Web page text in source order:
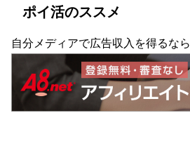
ポイ活のススメ
自分メディアで広告収入を得るなら